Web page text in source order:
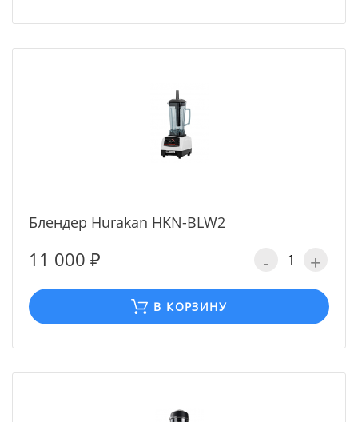
Блендер Hurakan HKN-BLW2
11 000 ₽ - +
В КОРЗИНУ